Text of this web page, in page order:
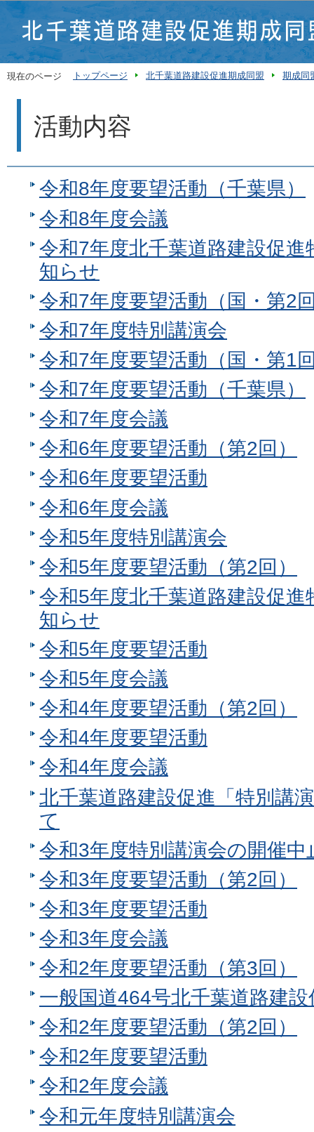
現在のページ トップページ 北千葉道路建設促進期成同盟 期成同
活動内容
令和8年度要望活動（千葉県）
令和8年度会議
令和7年度北千葉道路建設促
知らせ
令和7年度要望活動（国・第2
令和7年度特別講演会
令和7年度要望活動（国・第1
令和7年度要望活動（千葉県）
令和7年度会議
令和6年度要望活動（第2回）
令和6年度要望活動
令和6年度会議
令和5年度特別講演会
令和5年度要望活動（第2回）
令和5年度北千葉道路建設促
知らせ
令和5年度要望活動
令和5年度会議
令和4年度要望活動（第2回）
令和4年度要望活動
令和4年度会議
北千葉道路建設促進「特別講
て
令和3年度特別講演会の開催
令和3年度要望活動（第2回）
令和3年度要望活動
令和3年度会議
令和2年度要望活動（第3回）
一般国道464号北千葉道路建
令和2年度要望活動（第2回）
令和2年度要望活動
令和2年度会議
令和元年度特別講演会